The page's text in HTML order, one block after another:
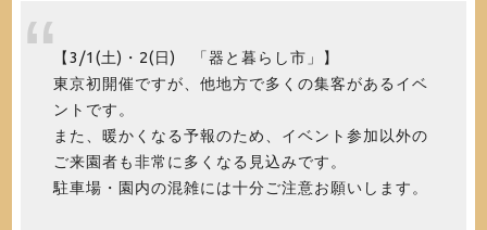
【3/1(土)・2(日) 「器と暮らし市」】
東京初開催ですが、他地方で多くの集客があるイベ
ントです。
また、暖かくなる予報のため、イベント参加以外の
ご来園者も非常に多くなる見込みです。
駐車場・園内の混雑には十分ご注意お願いします。